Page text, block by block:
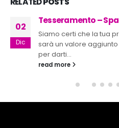
02
Dic
Tesseramento –
Siamo certi che la tua
sarà un valore
per darti...
read more